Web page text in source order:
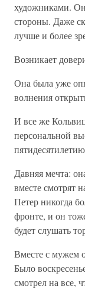
художниками.
стороны. Даже
лучше и более
Возникает
Она была уже
волнения
И все же
персональной
Давняя мечта:
вместе смотрят
Петер никогда
фронте, и он
будет слушать
Вместе с мужем
Было
смотрел на все,